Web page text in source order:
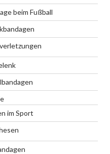
beim Fußball
im Sport